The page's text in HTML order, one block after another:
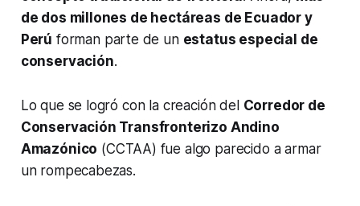
de dos millones de hectáreas de Ecuador y
Perú forman parte de un estatus especial de
conservación.
Lo que se logró con la creación del Corredor de
Conservación Transfronterizo Andino
Amazónico (CCTAA) fue algo parecido a armar
un rompecabezas.